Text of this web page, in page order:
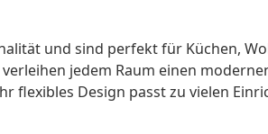
und sind perfekt für Küchen,
jedem Raum einen
flexibles Design passt zu vielen